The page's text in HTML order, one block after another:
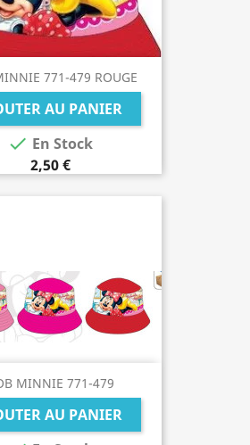
771-479 ROUGE
AU PANIER
 En Stock
2,50 €
MINNIE 771-479
AU PANIER